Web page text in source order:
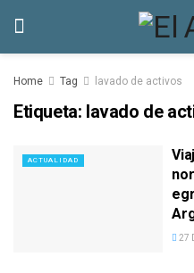
Home Tag lavado de activos
Etiqueta: lavado de
ACTUALIDAD
27